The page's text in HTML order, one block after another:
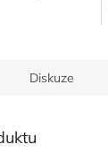
Diskuze